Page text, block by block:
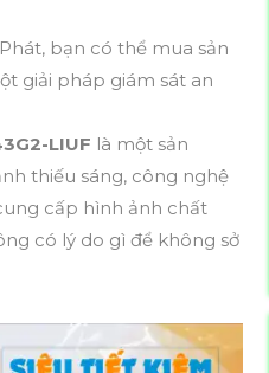
bạn có thể mua sản
giải pháp giám sát an
LIUF là một sản
thiếu sáng, công nghệ
cấp hình ảnh chất
có lý do gì để không sở